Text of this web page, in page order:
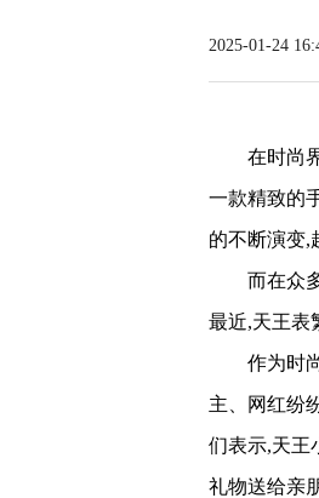
2025-01-24
在时尚
一款精致的
的不断演变,
而在众
最近,天王表
作为时
主、网红纷
们表示,天王
礼物送给亲